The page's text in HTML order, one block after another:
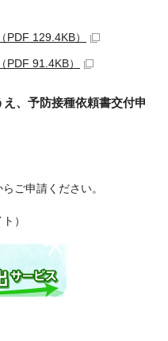
129.4KB）
91.4KB）
、予防接種依頼書交付申
ご申請ください。
）